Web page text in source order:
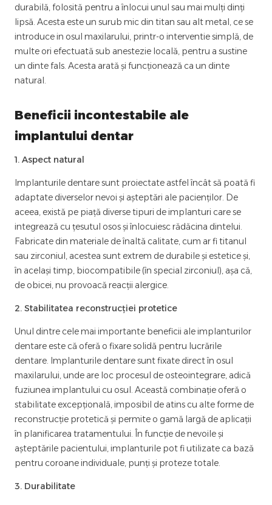
durabilă, folosită pentru a înlocui unul sau mai mulți dinți
lipsă. Acesta este un surub mic din titan sau alt metal, ce se
introduce in osul maxilarului, printr-o interventie simplă, de
multe ori efectuată sub anestezie locală, pentru a sustine
un dinte fals. Acesta arată și funcționează ca un dinte
natural.
Beneficii incontestabile ale
implantului dentar
1. Aspect natural
Implanturile dentare sunt proiectate astfel încât să poată fi
adaptate diverselor nevoi și așteptări ale pacienților. De
aceea, există pe piață diverse tipuri de implanturi care se
integrează cu țesutul osos și înlocuiesc rădăcina dintelui.
Fabricate din materiale de înaltă calitate, cum ar fi titanul
sau zirconiul, acestea sunt extrem de durabile și estetice și,
în același timp, biocompatibile (în special zirconiul), așa că,
de obicei, nu provoacă reacții alergice.
2. Stabilitatea reconstrucției protetice
Unul dintre cele mai importante beneficii ale implanturilor
dentare este că oferă o fixare solidă pentru lucrările
dentare. Implanturile dentare sunt fixate direct în osul
maxilarului, unde are loc procesul de osteointegrare, adică
fuziunea implantului cu osul. Această combinație oferă o
stabilitate excepțională, imposibil de atins cu alte forme de
reconstrucție protetică și permite o gamă largă de aplicații
în planificarea tratamentului. În funcție de nevoile și
așteptările pacientului, implanturile pot fi utilizate ca bază
pentru coroane individuale, punți și proteze totale.
3. Durabilitate